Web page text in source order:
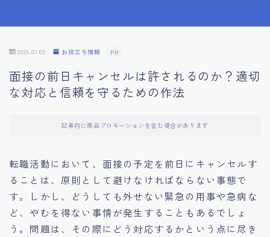
10.フィードバックを活用する方法
11.オンライン面接の成功への鍵
14.キャリアアップのための面接戦略
15.職場適応力をアピールする方法
2026.07.05 お役立ち情報 PR
面接の前日キャンセルは許されるのか？適切
な対応と信頼を守るための作法
記事内に商品プロモーションを含む場合があります
転職活動において、面接の予定を前日にキャンセルす
ることは、原則として避けなければならない事態で
す。しかし、どうしても外せない緊急の用事や急病な
ど、やむを得ない事情が発生することもあるでしょ
う。問題は、その際にどう対応するかという点に尽き